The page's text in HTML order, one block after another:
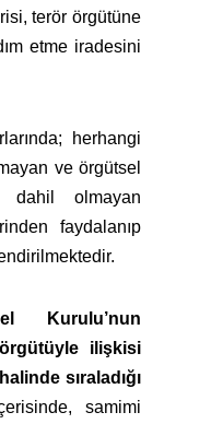
terör örgütüne
etme iradesini
herhangi
ve örgütsel
dahil olmayan
faydalanıp
Kurulu’nun
ilişkisi
sıraladığı
samimi